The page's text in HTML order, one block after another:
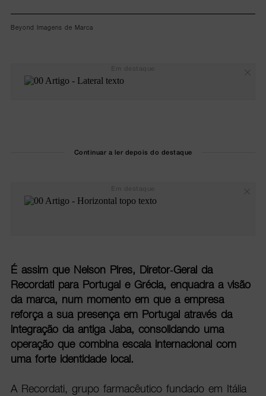
Beyond Imagens de Marca
Continuar a ler depois do destaque
É assim que Nelson Pires, Diretor-Geral da
Recordati para Portugal e Grécia, enquadra a visão
da marca, num momento em que a empresa
reforça a sua presença em Portugal através da
integração da antiga Jaba, consolidando uma
operação que combina escala internacional com
uma forte identidade local.
A Recordati, grupo farmacêutico fundado em Itália